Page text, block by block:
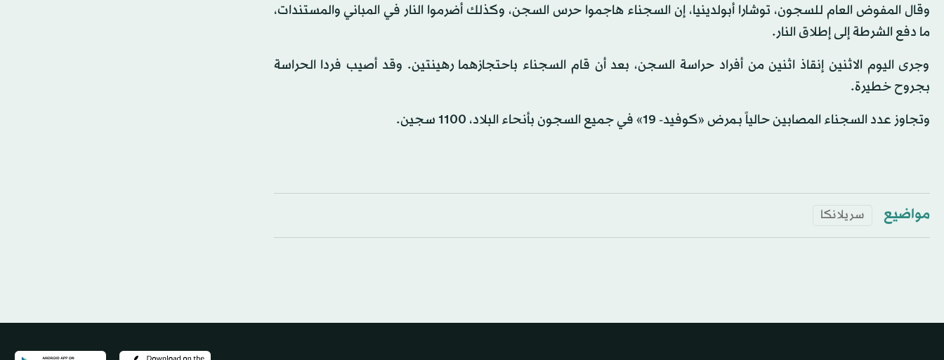
وقال المفوض العام للسجون، توشارا أبولدينيا، إن السجناء هاجموا حرس السجن، وكذلك أضرموا النار في المباني والمستندات،
ما دفع الشرطة إلى إطلاق النار.
وجرى اليوم الاثنين إنقاذ اثنين من أفراد حراسة السجن، بعد أن قام السجناء باحتجازهما رهينتين. وقد أصيب فردا الحراسة
بجروح خطيرة.
وتجاوز عدد السجناء المصابين حالياً بـمرض «كوفيد- 19» في جميع السجون بأنحاء البلاد، 1100 سجين.
مواضيع سريلانكا